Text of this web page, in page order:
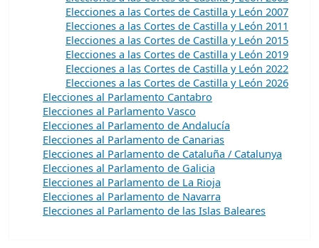
Elecciones a las Cortes de Castilla y León 2007
Elecciones a las Cortes de Castilla y León 2011
Elecciones a las Cortes de Castilla y León 2015
Elecciones a las Cortes de Castilla y León 2019
Elecciones a las Cortes de Castilla y León 2022
Elecciones a las Cortes de Castilla y León 2026
Elecciones al Parlamento Cantabro
Elecciones al Parlamento Vasco
Elecciones al Parlamento de Andalucía
Elecciones al Parlamento de Canarias
Elecciones al Parlamento de Cataluña / Catalunya
Elecciones al Parlamento de Galicia
Elecciones al Parlamento de La Rioja
Elecciones al Parlamento de Navarra
Elecciones al Parlamento de las Islas Baleares